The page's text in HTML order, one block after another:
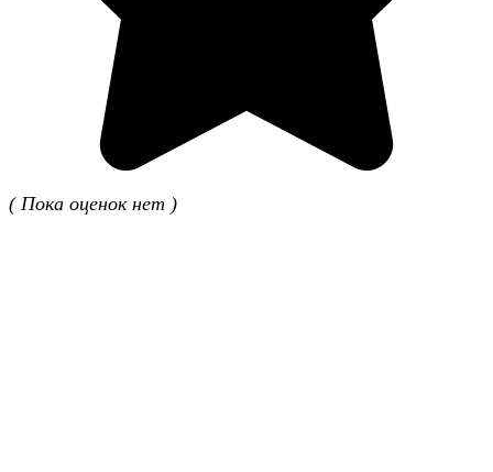
( Пока оценок нет )